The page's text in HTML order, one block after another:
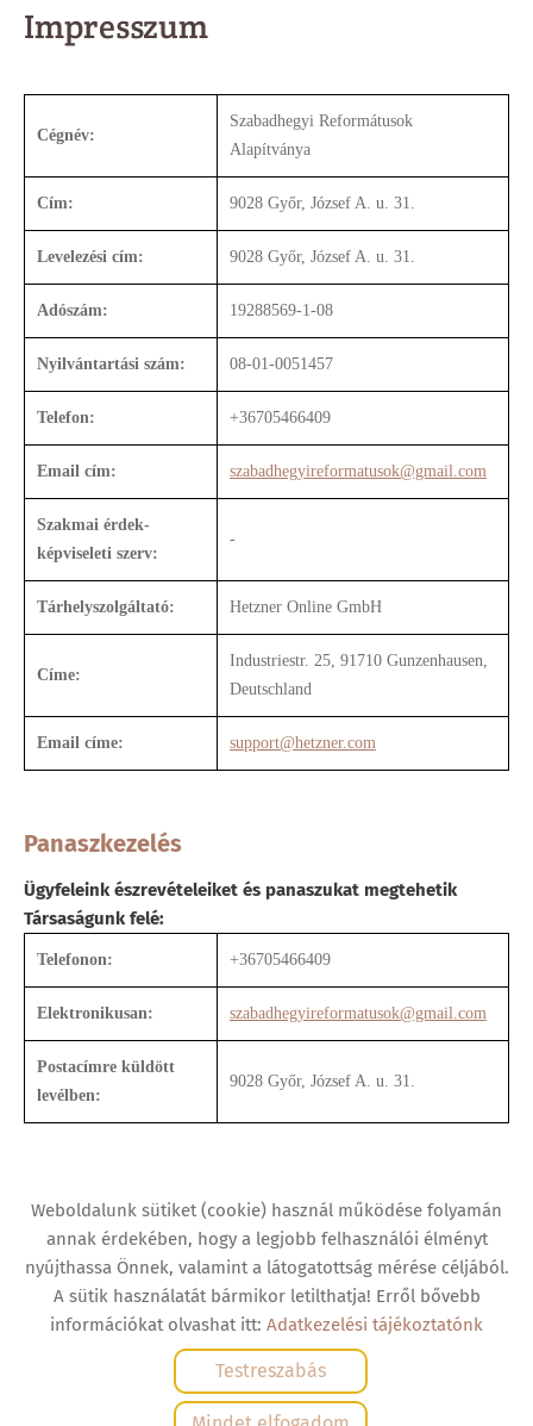
Impresszum
Cégnév:
Szabadhegyi Reformátusok
Alapítványa
Cím: 9028 Győr, József A. u. 31.
Levelezési cím: 9028 Győr, József A. u. 31.
Adószám: 19288569-1-08
Nyilvántartási szám: 08-01-0051457
Telefon: +36705466409
Email cím: szabadhegyireformatusok@gmail.com
Szakmai érdek-
képviseleti szerv:
-
Tárhelyszolgáltató: Hetzner Online GmbH
Címe:
Industriestr. 25, 91710 Gunzenhausen,
Deutschland
Email címe: support@hetzner.com
Panaszkezelés
Ügyfeleink észrevételeiket és panaszukat megtehetik
Társaságunk felé:
Telefonon: +36705466409
Elektronikusan: szabadhegyireformatusok@gmail.com
Postacímre küldött
levélben:
9028 Győr, József A. u. 31.
© 2026 - Minden jog fenntartva
Oldal információk Adatkezelési tájékoztató
ÁSZF
Impresszum
Elállási nyilatkozat Sütik kezelése
Testreszabás
Weboldalunk sütiket (cookie) használ működése folyamán
annak érdekében, hogy a legjobb felhasználói élményt
nyújthassa Önnek, valamint a látogatottság mérése céljából.
A sütik használatát bármikor letilthatja! Erről bővebb
információkat olvashat itt: Adatkezelési tájékoztatónk